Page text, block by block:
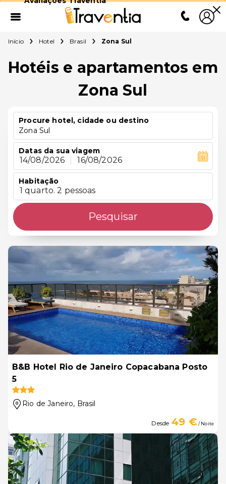
Início Hotel Brasil Zona Sul
Hotéis e apartamentos em
Zona Sul
Procure hotel, cidade ou destino
Zona Sul
Datas da sua viagem
14/08/2026 16/08/2026
Habitação
1 quarto. 2 pessoas
Pesquisar
B&B Hotel Rio de Janeiro Copacabana Posto
5
Rio de Janeiro, Brasil
Desde 49 €/ Noite